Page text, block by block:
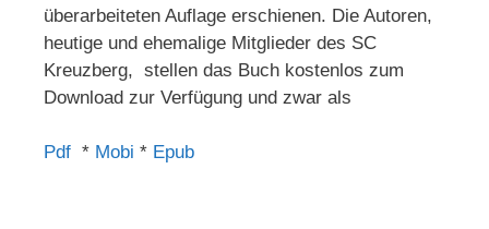
überarbeiteten Auflage erschienen. Die Autoren,
heutige und ehemalige Mitglieder des SC
Kreuzberg, stellen das Buch kostenlos zum
Download zur Verfügung und zwar als
Pdf * Mobi * Epub